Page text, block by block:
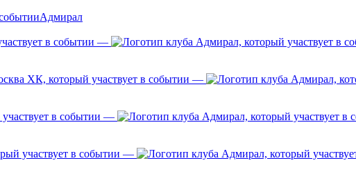
Адмирал
—
—
—
—